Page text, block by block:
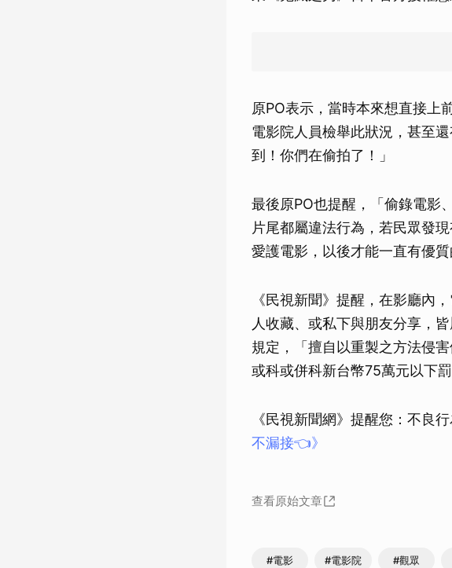
原PO表示，當時本來想直接上
電影院人員檢舉此狀況，甚至
到！你們在偷拍了！」
最後原PO也提醒，「偷錄電影
片尾都屬違法行為，若民眾發
愛護電影，以後才能一直有優質
《民視新聞》提醒，在影廳內
人收藏、或私下與朋友分享，
規定，「擅自以重製之方法侵
或科或併科新台幣75萬元以下罰
《民視新聞網》提醒您：不良
不漏接👈》
查看原始文章
#電影 #電影院 #觀眾